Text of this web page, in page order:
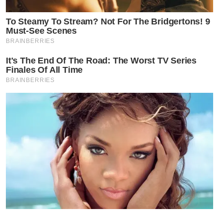
To Steamy To Stream? Not For The Bridgertons! 9
Must-See Scenes
BRAINBERRIES
It's The End Of The Road: The Worst TV Series
Finales Of All Time
BRAINBERRIES